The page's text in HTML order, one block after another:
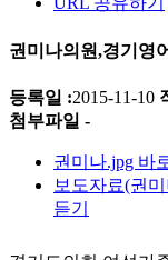
권미나의원,경기영
등록일 :2015-11-10
첨부파일 -
권미나.jpg 바
보도자료(권
듣기